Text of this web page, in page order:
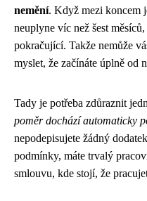
nemění. Když mezi koncem
neuplyne víc než šest
pokračující. Takže nemůže
myslet, že začínáte úplně od
Tady je potřeba zdůraznit
poměr dochází automaticky
nepodepisujete žádný
podmínky, máte trvalý
smlouvu, kde stojí, že